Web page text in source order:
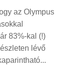
az Olympus
83%-kal (!)
lévő